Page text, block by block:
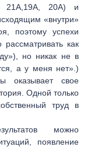
21А,19А, 20А) и
«внутри»
поэтому успехи
как
но никак не в
а у меня нет».)
оказывает свое
Одной только
труд в
можно
появление